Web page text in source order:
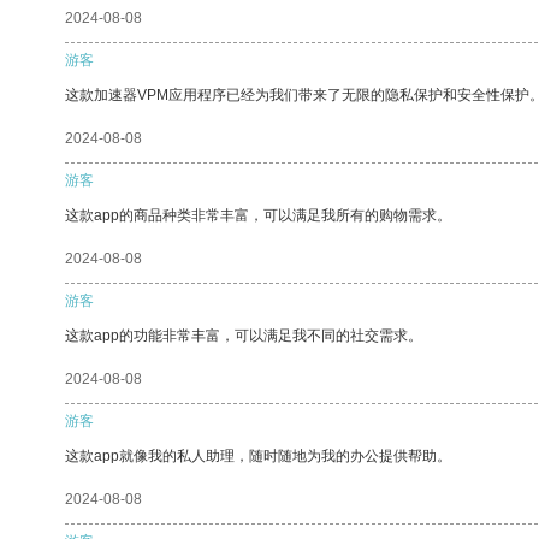
2024-08-08
游客
这款加速器VPM应用程序已经为我们带来了无限的隐私保护和安全性保护
2024-08-08
游客
这款app的商品种类非常丰富，可以满足我所有的购物需求。
2024-08-08
游客
这款app的功能非常丰富，可以满足我不同的社交需求。
2024-08-08
游客
这款app就像我的私人助理，随时随地为我的办公提供帮助。
2024-08-08